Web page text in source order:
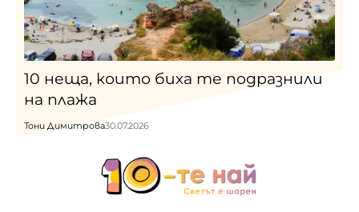
10 неща, които биха те подразнили
на плажа
Тони Димитрова30.07.2026